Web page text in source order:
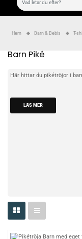
Hem Barn & Bebis T-
Barn Piké
Här hittar du pikétröjor i
LÄS MER